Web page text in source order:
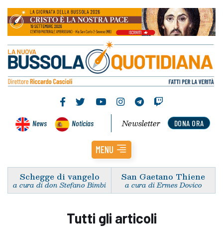
News Noticias DONA ORA
Newsletter
MENU
Schegge di vangelo
a cura di don Stefano Bimbi
San Gaetano Thiene
a cura di Ermes Dovico
Tutti gli articoli